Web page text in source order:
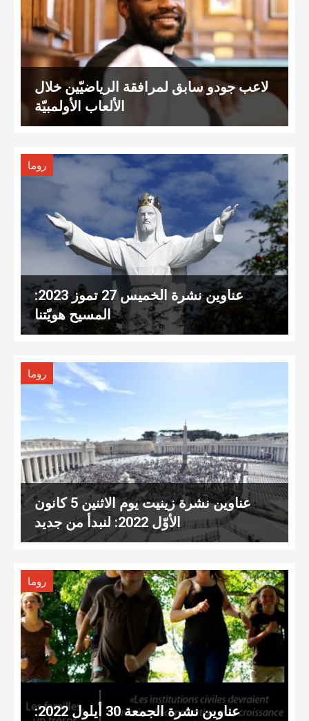
لاعب جودو سابق لمرافقة الرياضيّين خلال
الألعاب الأولمبيّة
روما
عناوين نشرة الخميس 27 تموز 2023:
المسيح هويّتنا
روما
عناوين نشرة زينيت يوم الاثنين 5 كانون
الأوّل 2022: لنبدأ من جديد
روما
عناوين نشرة الجمعة 30 أيلول 2022: